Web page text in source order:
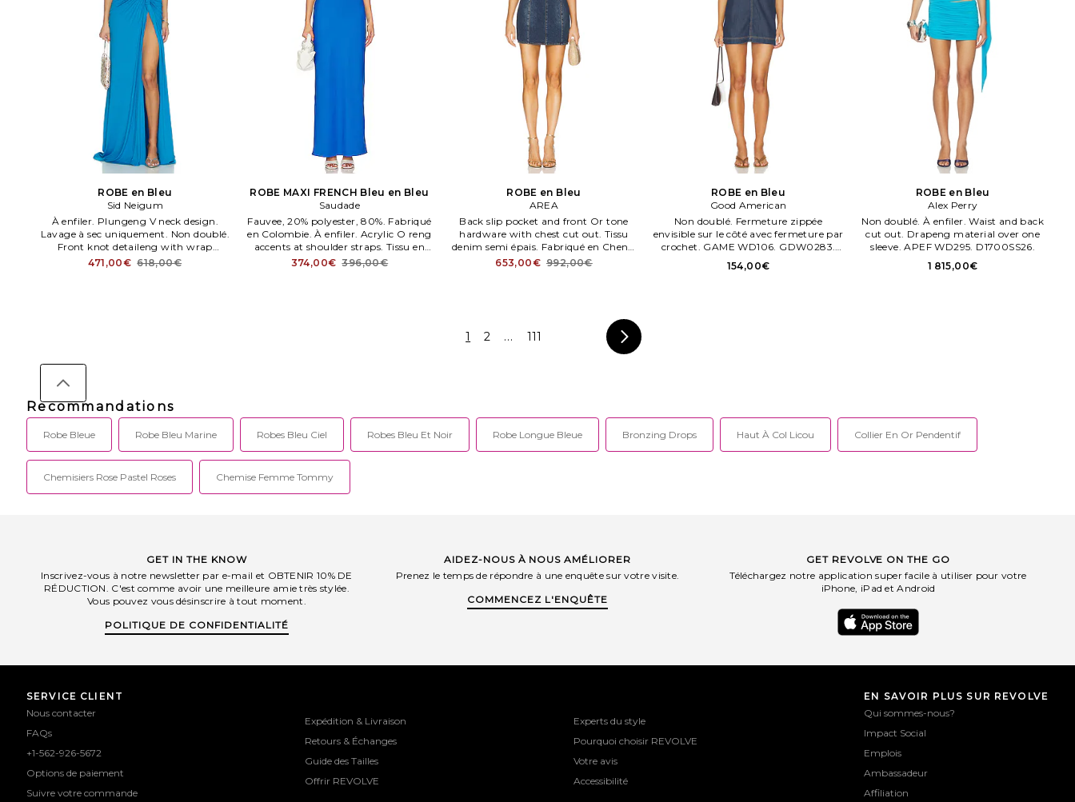
ROBE en Bleu
Sid Neigum
À enfiler. Plungeng V neck design.
Lavage à sec uniquement. Non doublé.
Front knot detaileng with wrap
around cut out. Tissu jersey lourd.
471,00€ 618,00€
ROBE MAXI FRENCH Bleu en Bleu
Saudade
Fauvee, 20% polyester, 80%. Fabriqué
en Colombie. À enfiler. Acrylic O reng
accents at shoulder straps. Tissu en
jersey épais avec fente dos. SDAD
374,00€ 396,00€
ROBE en Bleu
AREA
Back slip pocket and front Or tone
hardware with chest cut out. Tissu
denim semi épais. Fabriqué en Chene.
Lavage à sec uniquement. Non doublé.
653,00€ 992,00€
ROBE en Bleu
Good American
Non doublé. Fermeture zippée
envisible sur le côté avec fermeture par
crochet. GAME WD106. GDW0283.
Tissu denim léger. Forme col roulé.
154,00€
ROBE en Bleu
Alex Perry
Non doublé. À enfiler. Waist and back
cut out. Drapeng material over one
sleeve. APEF WD295. D1700SS26.
1 815,00€
1 2 ... 111
Recommandations
Robe Bleue Robe Bleu Marine Robes Bleu Ciel Robes Bleu Et Noir Robe Longue Bleue Bronzing Drops Haut À Col Licou Collier En Or Pendentif
Chemisiers Rose Pastel Roses Chemise Femme Tommy
GET IN THE KNOW
Inscrivez-vous à notre newsletter par e-mail et OBTENIR 10% DE
RÉDUCTION. C'est comme avoir une meilleure amie très stylée.
Vous pouvez vous désinscrire à tout moment.
POLITIQUE DE CONFIDENTIALITÉ
AIDEZ-NOUS À NOUS AMÉLIORER
Prenez le temps de répondre à une enquête sur votre visite.
COMMENCEZ L'ENQUÊTE
GET REVOLVE ON THE GO
Téléchargez notre application super facile à utiliser pour votre
iPhone, iPad et Android
SERVICE CLIENT
Nous contacter
FAQs
+1-562-926-5672
Options de paiement
Suivre votre commande
Expédition & Livraison
Retours & Échanges
Guide des Tailles
Offrir REVOLVE
Experts du style
Pourquoi choisir REVOLVE
Votre avis
Accessibilité
EN SAVOIR PLUS SUR REVOLVE
Qui sommes-nous?
Impact Social
Emplois
Ambassadeur
Affiliation